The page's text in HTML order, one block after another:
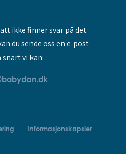
ikke finner svar på det
du sende oss en e-post
snart vi kan:
Informasjonskapsler